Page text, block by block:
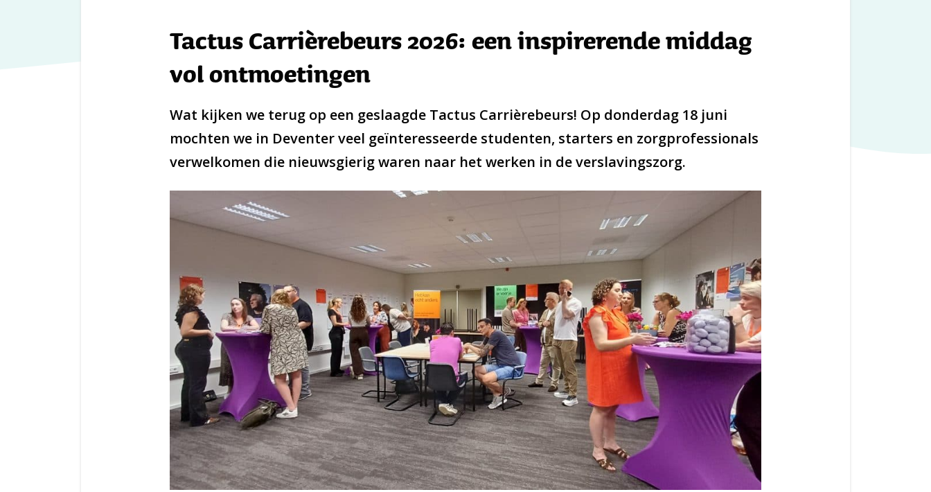
Tactus Carrièrebeurs 2026: een inspirerende middag
vol ontmoetingen
Wat kijken we terug op een geslaagde Tactus Carrièrebeurs! Op donderdag 18 juni
mochten we in Deventer veel geïnteresseerde studenten, starters en zorgprofessionals
verwelkomen die nieuwsgierig waren naar het werken in de verslavingszorg.